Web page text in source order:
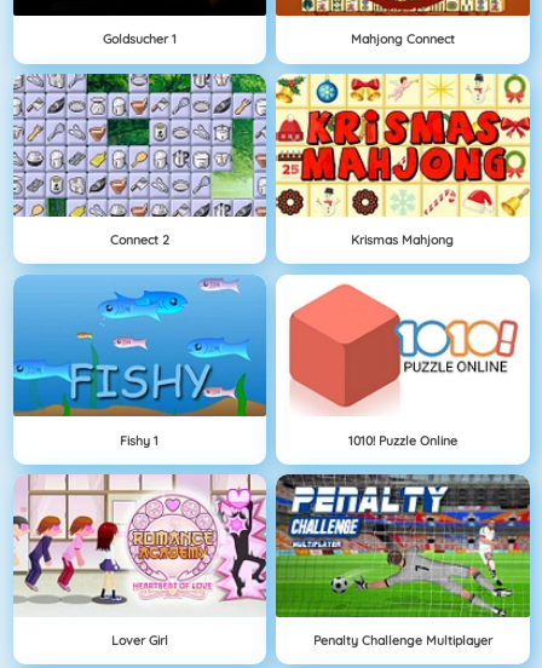
Goldsucher 1 Mahjong Connect
Connect 2 Krismas Mahjong
Fishy 1 1010! Puzzle Online
Lover Girl Penalty Challenge Multiplayer